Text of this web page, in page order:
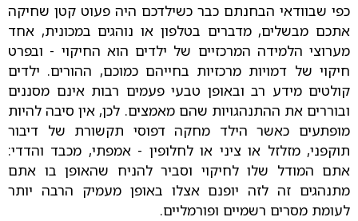
כפי שבוודאי הבחנתם כבר כשילדכם היה פעוט קטן שחיקה
אתכם מבשלים, מדברים בטלפון או נוהגים במכונית, אחד
מערוצי הלמידה המרכזיים של ילדים הוא החיקוי - ובפרט
חיקוי של דמויות מרכזיות בחייהם כמוכם, ההורים. ילדים
קולטים מידע רב ובאופן טבעי פעמים רבות אינם מסננים
ובוררים את ההתנהגויות שהם מאמצים. לכן, אין סיבה להיות
מופתעים כאשר הילד מחקה דפוסי תקשורת של דיבור
תוקפני, מזלזל או ציני או לחלופין - אמפתי, מכבד והדדי:
אתם המודל שלו לחיקוי וסביר להניח שהאופן בו אתם
מתנהגים זה לזה יופנם אצלו באופן מעמיק הרבה יותר
לעומת מסרים רשמיים ופורמליים.